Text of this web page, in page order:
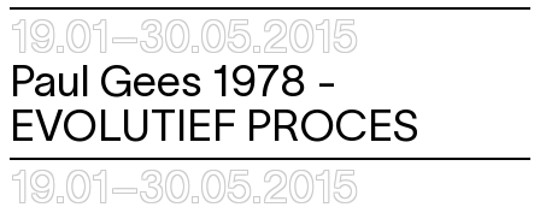
19.01–30.05.2015
Paul Gees 1978 -
EVOLUTIEF PROCES
19.01–30.05.2015